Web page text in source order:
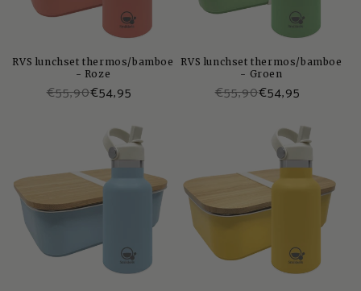
RVS lunchset thermos/bamboe
- Roze
€55,90€54,95
RVS lunchset thermos/bamboe
- Groen
€55,90€54,95